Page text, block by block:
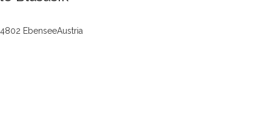
EbenseeAustria